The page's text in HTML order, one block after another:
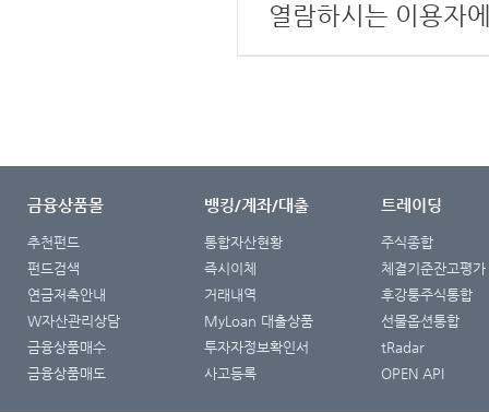
열람하시는 이용자
금융상품몰
추천펀드
펀드검색
연금저축안내
W자산관리상담
금융상품매수
금융상품매도
뱅킹/계좌/대출
통합자산현황
즉시이체
거래내역
MyLoan 대출상품
투자자정보확인서
사고등록
트레이딩
주식종합
체결기준잔고평가
후강퉁주식통합
선물옵션통합
tRadar
OPEN API